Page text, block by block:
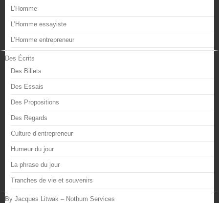
L’Homme
L’Homme essayiste
L’Homme entrepreneur
Des Écrits
Des Billets
Des Essais
Des Propositions
Des Regards
Culture d’entrepreneur
Humeur du jour
La phrase du jour
Tranches de vie et souvenirs
By Jacques Litwak – Nothum Services